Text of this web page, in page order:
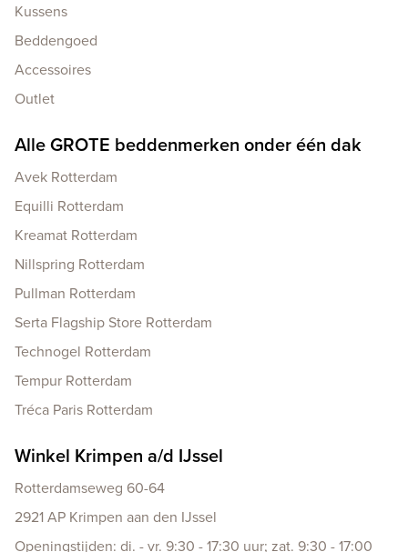
Kussens
Beddengoed
Accessoires
Outlet
Alle GROTE beddenmerken onder één dak
Avek Rotterdam
Equilli Rotterdam
Kreamat Rotterdam
Nillspring Rotterdam
Pullman Rotterdam
Serta Flagship Store Rotterdam
Technogel Rotterdam
Tempur Rotterdam
Tréca Paris Rotterdam
Winkel Krimpen a/d IJssel
Rotterdamseweg 60-64
2921 AP Krimpen aan den IJssel
Openingstijden: di. - vr. 9:30 - 17:30 uur; zat. 9:30 - 17:00